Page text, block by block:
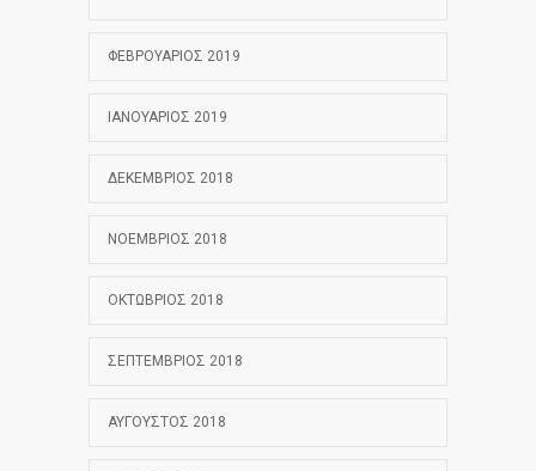
ΦΕΒΡΟΥΆΡΙΟΣ 2019
ΙΑΝΟΥΆΡΙΟΣ 2019
ΔΕΚΈΜΒΡΙΟΣ 2018
ΝΟΈΜΒΡΙΟΣ 2018
ΟΚΤΏΒΡΙΟΣ 2018
ΣΕΠΤΈΜΒΡΙΟΣ 2018
ΑΎΓΟΥΣΤΟΣ 2018